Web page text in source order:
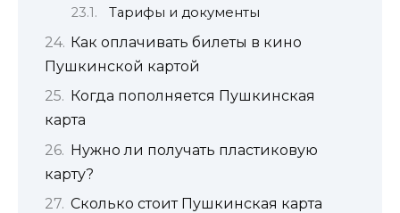
Тарифы и документы
Как оплачивать билеты в кино
Пушкинской картой
Когда пополняется Пушкинская
карта
Нужно ли получать пластиковую
карту?
Сколько стоит Пушкинская карта